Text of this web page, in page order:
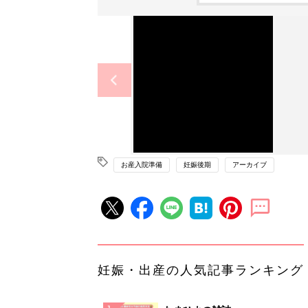
お産入院準備 妊娠後期 アーカイブ
妊娠・出産の人気記事ランキング